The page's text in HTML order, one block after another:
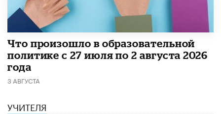
​Что произошло в образовательной
политике с 27 июля по 2 августа 2026
года
3 АВГУСТА
УЧИТЕЛЯ